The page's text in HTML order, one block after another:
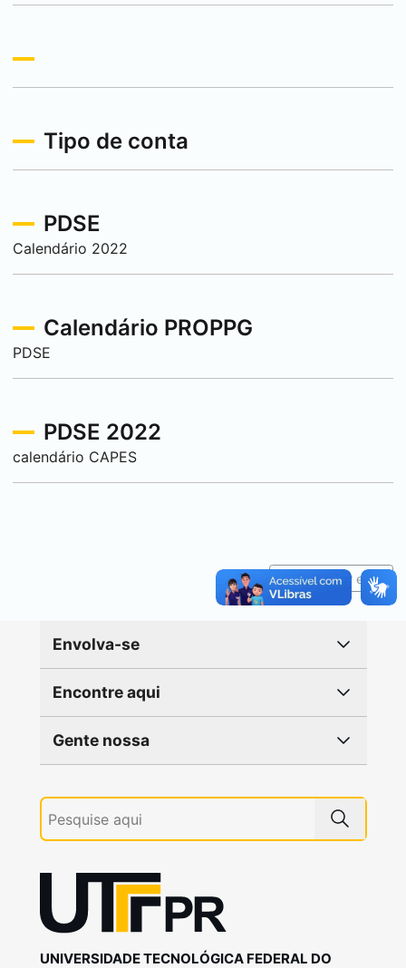
Tipo de conta
PDSE
Calendário 2022
Calendário PROPPG
PDSE
PDSE 2022
calendário CAPES
Reportar erro
Envolva-se
Encontre aqui
Gente nossa
UNIVERSIDADE TECNOLÓGICA FEDERAL DO